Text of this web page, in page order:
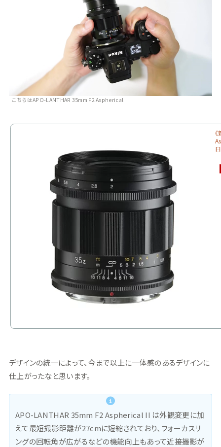
こちらはAPO-LANTHAR 35mm F2 Aspherical
デザインの統一によって、今まで以上に一体感のあるデザインに
仕上がったなと思います。
APO-LANTHAR 35mm F2 Aspherical II は外観変更に加
えて最短撮影距離が27cmに短縮されており、フォーカスリ
ングの回転角が広がるなどの機能向上もあって近接撮影が